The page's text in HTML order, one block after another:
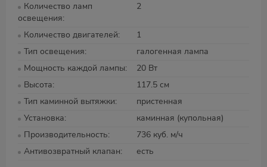
Количество ламп
освещения
2
Количество двигателей
1
Тип освещения
галогенная лампа
Мощность каждой лампы
20 Вт
Высота
117.5 см
Тип каминной вытяжки
пристенная
Установка
каминная (купольная)
Производительность
736 куб. м/ч
Антивозвратный клапан
есть